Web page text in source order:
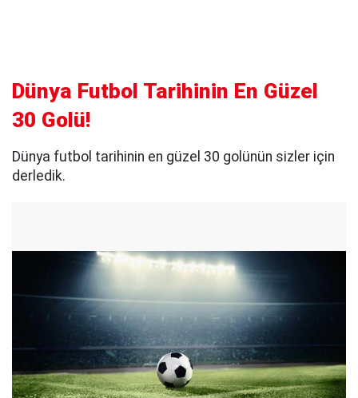
Dünya Futbol Tarihinin En Güzel
30 Golü!
Dünya futbol tarihinin en güzel 30 golünün sizler için
derledik.